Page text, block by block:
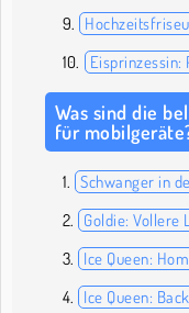
Eisprinzessin:
Was sind die
für
Schwanger in
Goldie: Vollere
Ice Queen:
Ice Queen: